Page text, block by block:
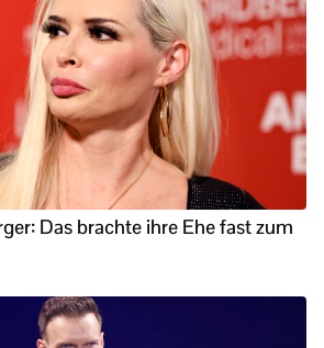
Das brachte ihre Ehe fast zum